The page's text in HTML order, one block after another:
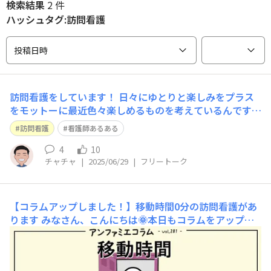
検索結果 2 件
ハッシュタグ:訪問看護
投稿日時
訪問看護をしています！ 日々にゆとりと楽しみをプラス
をモットーに最近色々楽しめるものを考えているんです
が、おすすめのグッズなどありますか？
訪問看護 看護師あるある
4 10
チャチャ | 2025/06/29 | フリートーク
【コラムアップしました！】移動時間0分の訪問看護があ
ります みなさん、こんにちは🌞本日もコラムをアップい
たしました！移動時間0分の訪問看護がありますhttps://
www.infirmiere.co.jp/shop/secure/column_281.aspx移
動時間0分とは…！？気になるタイトルの秘密はぜひ、コ